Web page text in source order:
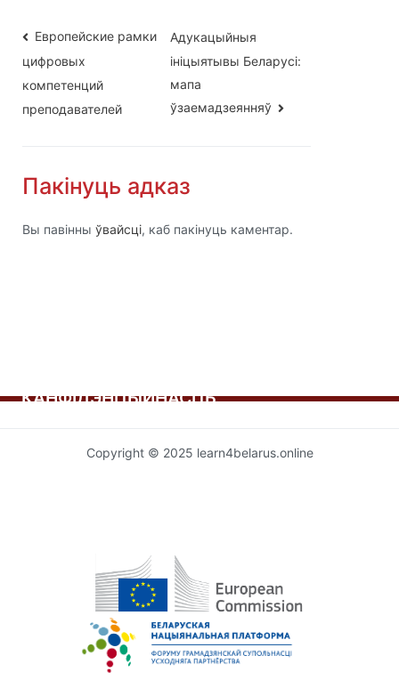
Навігацыя
па
запісах
Европейские рамки
цифровых
компетенций
преподавателей
Адукацыйныя
ініцыятывы Беларусі:
мапа
ўзаемадзеянняў
Пакінуць адказ
Вы павінны ўвайсці, каб пакінуць каментар.
КАНФІДЭНЦЫЙНАСЦЬ
Copyright © 2025 learn4belarus.online